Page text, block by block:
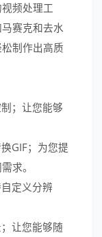
频处理工
赛克和去水
制作出高质
；让您能够
GIF；为您提
求。
定义分辨
让您能够随